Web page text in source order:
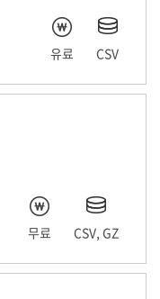
유료 CSV
무료 CSV, GZ